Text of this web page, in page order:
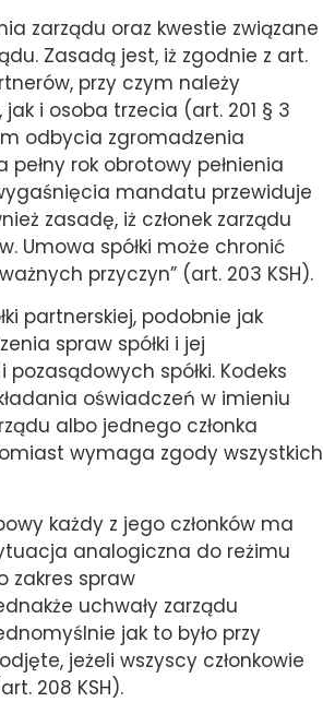
zarządu oraz kwestie związane
Zasadą jest, iż zgodnie z art.
przy czym należy
i osoba trzecia (art. 201 § 3
odbycia zgromadzenia
rok obrotowy pełnienia
mandatu przewiduje
zasadę, iż członek zarządu
Umowa spółki może chronić
przyczyn” (art. 203 KSH).
partnerskiej, podobnie jak
spraw spółki i jej
spółki. Kodeks
oświadczeń w imieniu
albo jednego członka
wymaga zgody wszystkich
każdy z jego członków ma
analogiczna do reżimu
zakres spraw
uchwały zarządu
jak to było przy
jeżeli wszyscy członkowie
208 KSH).